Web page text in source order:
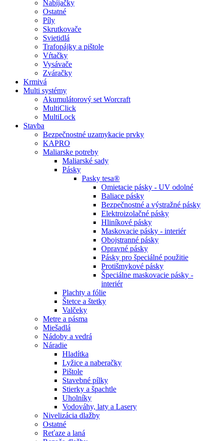
Nabíjačky
Ostatné
Píly
Skrutkovače
Svietidlá
Trafopájky a pištole
Vŕtačky
Vysávače
Zváračky
Krmivá
Multi systémy
Akumulátorový set Worcraft
MultiClick
MultiLock
Stavba
Bezpečnostné uzamykacie prvky
KAPRO
Maliarske potreby
Maliarské sady
Pásky
Pasky tesa®
Omietacie pásky - UV odolné
Baliace pásky
Bezpečnostné a výstražné pásky
Elektroizolačné pásky
Hliníkové pásky
Maskovacie pásky - interiér
Obojstranné pásky
Opravné pásky
Pásky pro špeciálné použitie
Protišmykové pásky
Špeciálne maskovacie pásky -
interiér
Plachty a fólie
Štetce a štetky
Valčeky
Metre a pásma
Miešadlá
Nádoby a vedrá
Náradie
Hladítka
Lyžice a naberačky
Pištole
Stavebné pílky
Stierky a špachtle
Uholníky
Vodováhy, laty a Lasery
Nivelizácia dlažby
Ostatné
Reťaze a laná